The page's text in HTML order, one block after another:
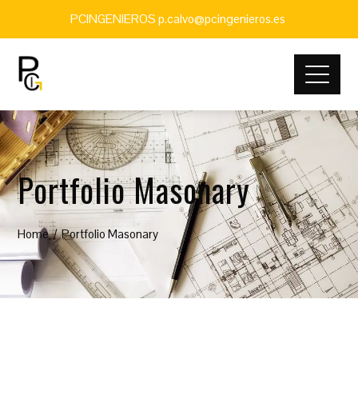
PCINGENIEROS p.calvo@pcingenieros.es
Portfolio Masonary
Home Portfolio Masonary